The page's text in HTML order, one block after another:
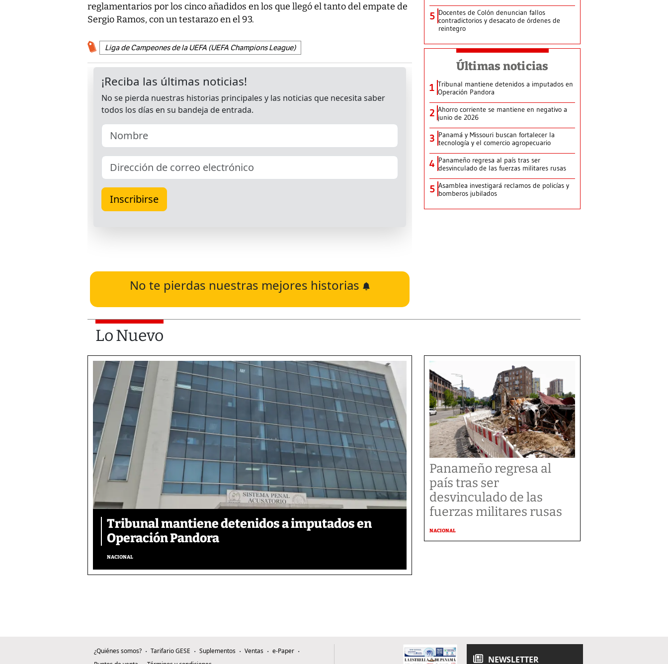
reglamentarios por los cinco añadidos en los que llegó el tanto del empate de
Sergio Ramos, con un testarazo en el 93.
Liga de Campeones de la UEFA (UEFA Champions League)
No te pierdas nuestras mejores historias
5 Docentes de Colón denuncian fallos
contradictorios y desacato de órdenes de
reintegro
Últimas noticias
1 Tribunal mantiene detenidos a imputados en
Operación Pandora
2 Ahorro corriente se mantiene en negativo a
junio de 2026
3 Panamá y Missouri buscan fortalecer la
tecnología y el comercio agropecuario
4 Panameño regresa al país tras ser
desvinculado de las fuerzas militares rusas
5 Asamblea investigará reclamos de policías y
bomberos jubilados
Lo Nuevo
Tribunal mantiene detenidos a imputados en
Operación Pandora
NACIONAL
Panameño regresa al
país tras ser
desvinculado de las
fuerzas militares rusas
NACIONAL
¿Quiénes somos? Tarifario GESE Suplementos Ventas
e-Paper
NEWSLETTER